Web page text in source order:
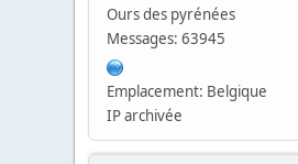
Ours des pyrénées
Messages: 63945
Emplacement: Belgique
IP archivée